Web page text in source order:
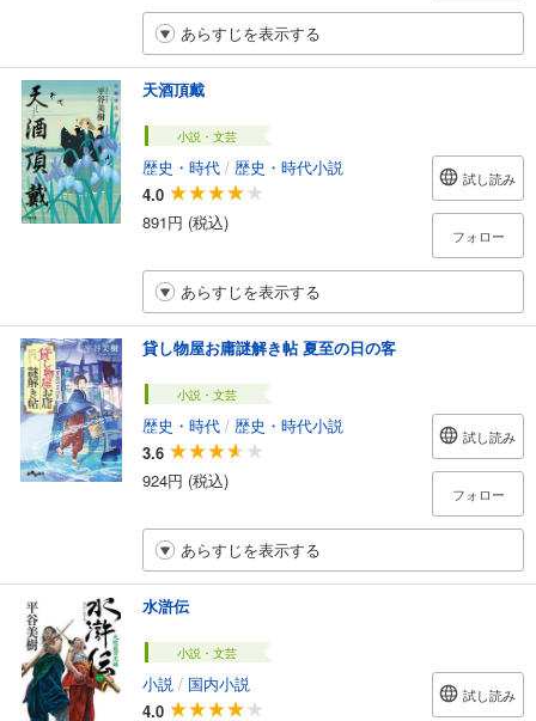
あらすじを表示する
天酒頂戴
小説・文芸
歴史・時代 / 歴史・時代小説
4.0
891円 (税込)
試し読み
フォロー
あらすじを表示する
貸し物屋お庸謎解き帖 夏至の日の客
小説・文芸
歴史・時代 / 歴史・時代小説
3.6
924円 (税込)
試し読み
フォロー
あらすじを表示する
水滸伝
小説・文芸
小説 / 国内小説
4.0
試し読み